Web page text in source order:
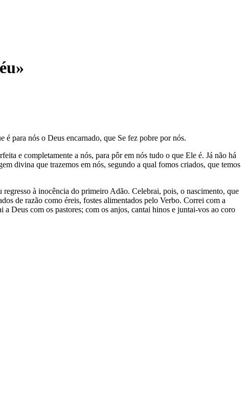
para nós o Deus encarnado, que Se fez pobre por nós.
e completamente a nós, para pôr em nós tudo o que Ele é. Já não há
divina que trazemos em nós, segundo a qual fomos criados, que temos
à inocência do primeiro Adão. Celebrai, pois, o nascimento, que
de razão como éreis, fostes alimentados pelo Verbo. Correi com a
Deus com os pastores; com os anjos, cantai hinos e juntai-vos ao coro